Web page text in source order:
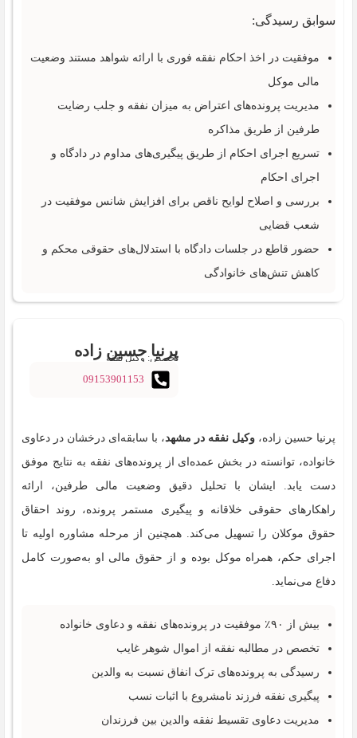
سوابق رسیدگی:
موفقیت در اخذ احکام نفقه فوری با ارائه شواهد مستند وضعیت
مالی موکل
مدیریت پرونده‌های اعتراض به میزان نفقه و جلب رضایت
طرفین از طریق مذاکره
تسریع اجرای احکام از طریق پیگیری‌های مداوم در دادگاه و
اجرای احکام
بررسی و اصلاح لوایح ناقص برای افزایش شانس موفقیت در
شعب قضایی
حضور قاطع در جلسات دادگاه با استدلال‌های حقوقی محکم و
کاهش تنش‌های خانوادگی
پرنیا حسین زاده
تخصص: وکیل نفقه
09153901153
پرنیا حسین زاده، وکیل نفقه در مشهد، با سابقه‌ای درخشان در دعاوی
خانواده، توانسته در بخش عمده‌ای از پرونده‌های نفقه به نتایج موفق
دست یابد. ایشان با تحلیل دقیق وضعیت مالی طرفین، ارائه
راهکارهای حقوقی خلاقانه و پیگیری مستمر پرونده، روند احقاق
حقوق موکلان را تسهیل می‌کند. همچنین از مرحله مشاوره اولیه تا
اجرای حکم، همراه موکل بوده و از حقوق مالی او به‌صورت کامل
دفاع می‌نماید.
بیش از ۹۰٪ موفقیت در پرونده‌های نفقه و دعاوی خانواده
تخصص در مطالبه نفقه از اموال شوهر غایب
رسیدگی به پرونده‌های ترک انفاق نسبت به والدین
پیگیری نفقه فرزند نامشروع با اثبات نسب
مدیریت دعاوی تقسیط نفقه والدین بین فرزندان